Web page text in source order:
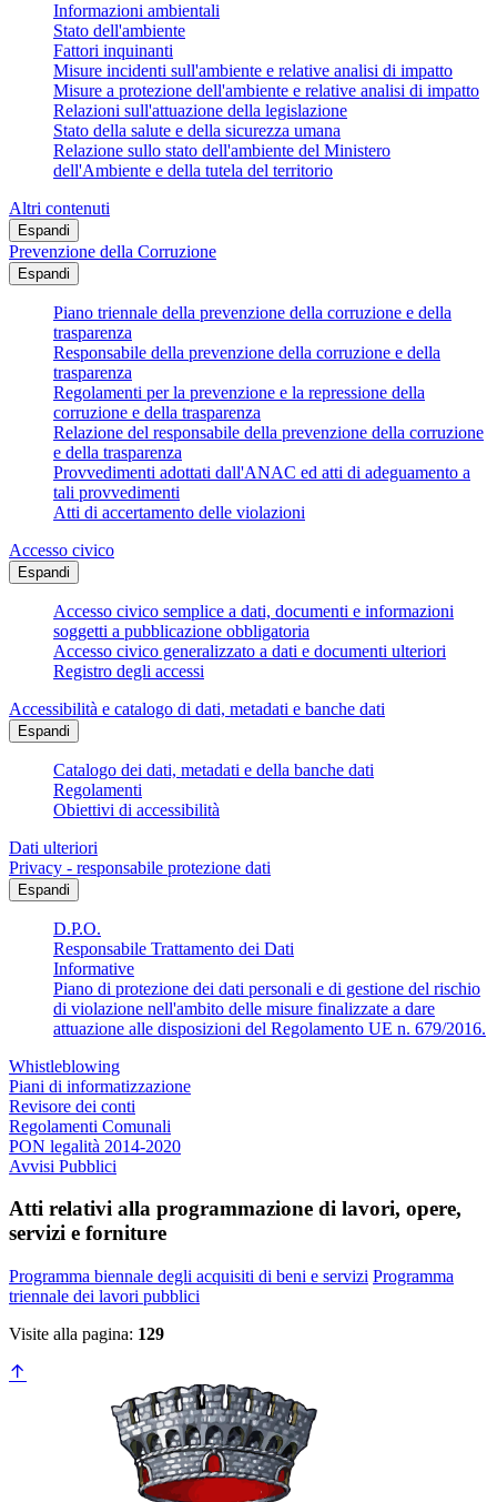
Informazioni ambientali
Stato dell'ambiente
Fattori inquinanti
Misure incidenti sull'ambiente e relative analisi di impatto
Misure a protezione dell'ambiente e relative analisi di impatto
Relazioni sull'attuazione della legislazione
Stato della salute e della sicurezza umana
Relazione sullo stato dell'ambiente del Ministero
dell'Ambiente e della tutela del territorio
Altri contenuti
Espandi
Prevenzione della Corruzione
Espandi
Piano triennale della prevenzione della corruzione e della
trasparenza
Responsabile della prevenzione della corruzione e della
trasparenza
Regolamenti per la prevenzione e la repressione della
corruzione e della trasparenza
Relazione del responsabile della prevenzione della corruzione
e della trasparenza
Provvedimenti adottati dall'ANAC ed atti di adeguamento a
tali provvedimenti
Atti di accertamento delle violazioni
Accesso civico
Espandi
Accesso civico semplice a dati, documenti e informazioni
soggetti a pubblicazione obbligatoria
Accesso civico generalizzato a dati e documenti ulteriori
Registro degli accessi
Accessibilità e catalogo di dati, metadati e banche dati
Espandi
Catalogo dei dati, metadati e della banche dati
Regolamenti
Obiettivi di accessibilità
Dati ulteriori
Privacy - responsabile protezione dati
Espandi
D.P.O.
Responsabile Trattamento dei Dati
Informative
Piano di protezione dei dati personali e di gestione del rischio
di violazione nell'ambito delle misure finalizzate a dare
attuazione alle disposizioni del Regolamento UE n. 679/2016.
Whistleblowing
Piani di informatizzazione
Revisore dei conti
Regolamenti Comunali
PON legalità 2014-2020
Avvisi Pubblici
Atti relativi alla programmazione di lavori, opere,
servizi e forniture
Programma biennale degli acquisiti di beni e servizi Programma
triennale dei lavori pubblici
Visite alla pagina: 129